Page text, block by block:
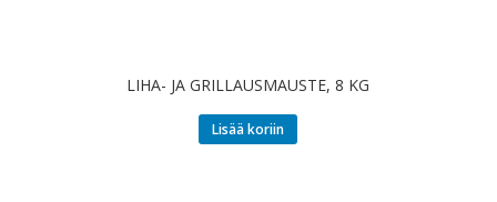
LIHA- JA GRILLAUSMAUSTE, 8 KG
Lisää koriin